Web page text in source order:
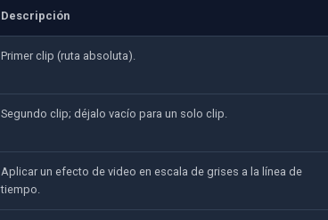
Descripción
Primer clip (ruta absoluta).
Segundo clip; déjalo vacío para un solo clip.
Aplicar un efecto de video en escala de grises a la línea de
tiempo.